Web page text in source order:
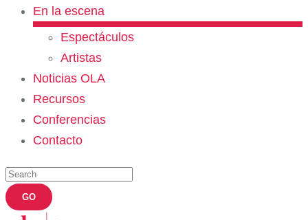
En la escena
Espectáculos
Artistas
Noticias OLA
Recursos
Conferencias
Contacto